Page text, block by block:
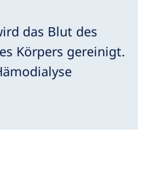
das Blut des
Körpers gereinigt.